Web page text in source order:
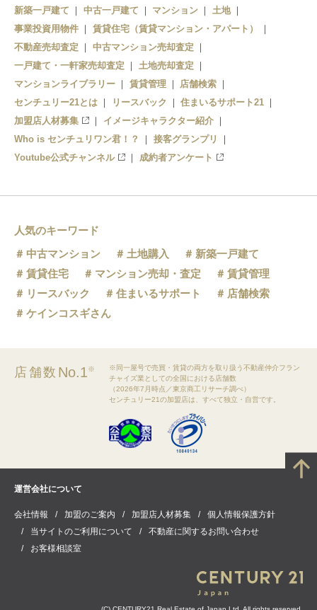
新築一戸建て 中古一戸建て マンション
土地
事業投資用物件
賃貸住宅（賃貸マンション・アパート）
不動産売却査定
中古マンション売却査定
一戸建て・一軒家売却査定
土地売却査定
マンションライブラリー
賃貸管理
店舗検索
センチュリー21とは
リースバック
住まいるサポート21
加盟店人材募集
イメージキャラクター紹介
Who is センチュリワン君！？
接客グランプリ
Youtube公式チャンネル
成約者アンケート
人気のキーワード
中古マンション
土地購入
新築一戸建て
賃貸住宅
マンション売却・査定
賃貸管理
リースバック
住まいるサポート
店舗検索
ケインコスギさん
店舗数 No.1※
※同一屋号で売買・賃貸の両方を取り扱う不動産仲介フラン
チャイズ業としての全国における店舗数
（2026年7月時点／東京商工リサーチ調べ）
センチュリー21の加盟店は、すべて独立・自営です。
運営会社について
会社情報 加盟のご案内 加盟店人材募集
個人情報保護方針
当サイトのご利用について
不動産に関するお問い合わせ
お客様相談室